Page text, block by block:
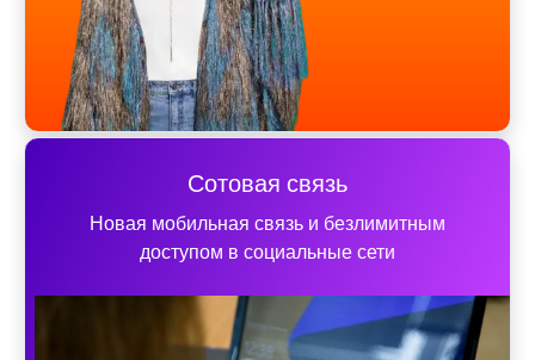
Сотовая связь
Новая мобильная связь и безлимитным
доступом в социальные сети